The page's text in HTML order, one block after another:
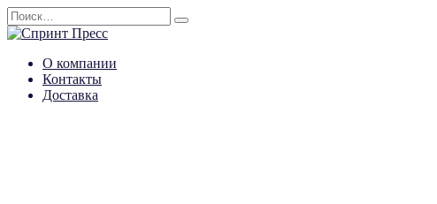
Перейти
к
содержанию
Search
for:
О компании
Контакты
Доставка